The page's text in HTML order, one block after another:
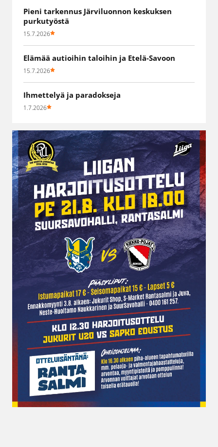
Pieni tarkennus Järviluonnon keskuksen
purkutyöstä
15.7.2026
Elämää autioihin taloihin ja Etelä-Savoon
15.7.2026
Ihmettelyä ja paradokseja
1.7.2026